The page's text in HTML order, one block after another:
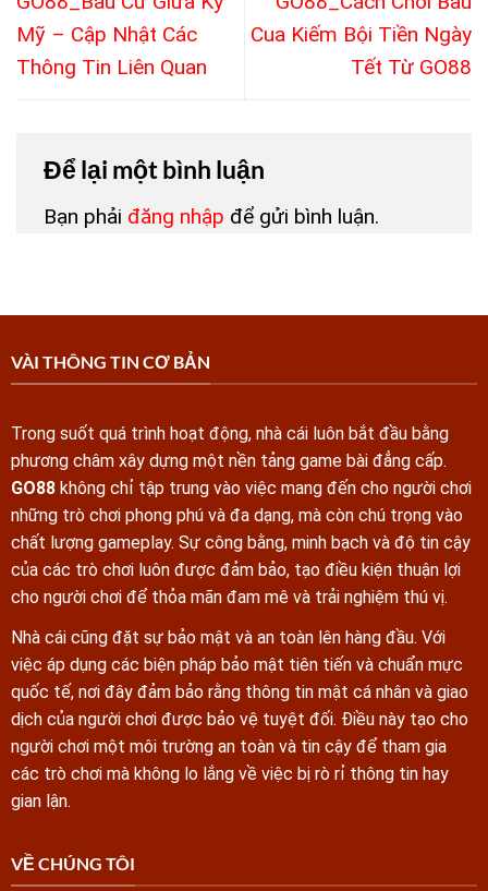
Mỹ – Cập Nhật Các
Thông Tin Liên Quan
Cua Kiếm Bội Tiền Ngày
Tết Từ GO88
Để lại một bình luận
Bạn phải đăng nhập để gửi bình luận.
VÀI THÔNG TIN CƠ BẢN
Trong suốt quá trình hoạt động, nhà cái luôn bắt đầu bằng
phương châm xây dựng một nền tảng game bài đẳng cấp.
GO88 không chỉ tập trung vào việc mang đến cho người chơi
những trò chơi phong phú và đa dạng, mà còn chú trọng vào
chất lượng gameplay. Sự công bằng, minh bạch và độ tin cậy
của các trò chơi luôn được đảm bảo, tạo điều kiện thuận lợi
cho người chơi để thỏa mãn đam mê và trải nghiệm thú vị.
Nhà cái cũng đặt sự bảo mật và an toàn lên hàng đầu. Với
việc áp dụng các biện pháp bảo mật tiên tiến và chuẩn mực
quốc tế, nơi đây đảm bảo rằng thông tin mật cá nhân và giao
dịch của người chơi được bảo vệ tuyệt đối. Điều này tạo cho
người chơi một môi trường an toàn và tin cậy để tham gia
các trò chơi mà không lo lắng về việc bị rò rỉ thông tin hay
gian lận.
VỀ CHÚNG TÔI